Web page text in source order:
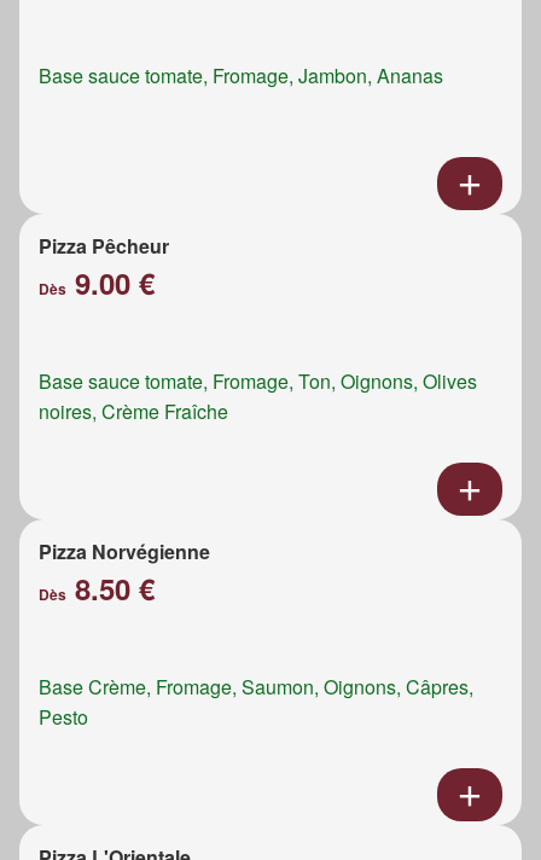
Base sauce tomate, Fromage, Jambon, Ananas
Pizza Pêcheur
Dès 9.00 €
Base sauce tomate, Fromage, Ton, Oignons, Olives
noires, Crème Fraîche
Pizza Norvégienne
Dès 8.50 €
Base Crème, Fromage, Saumon, Oignons, Câpres,
Pesto